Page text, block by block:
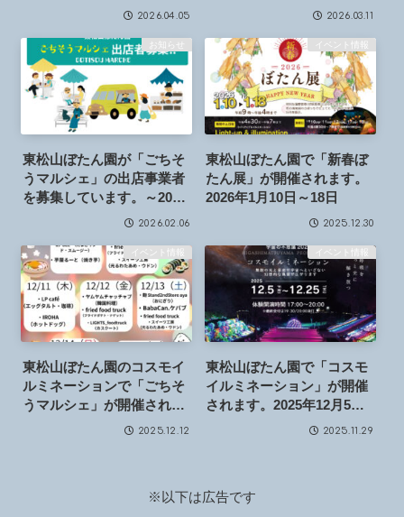
2026.04.05
年3月20日～4月12日、4月
2026.03.11
お知らせ
東松山ぼたん園が「ごちそ
うマルシェ」の出店事業者
を募集しています。～2026
2026.02.06
イベント情報
東松山ぼたん園で「新春ぼ
たん展」が開催されます。
2026年1月10日～18日
2025.12.30
イベント情報
東松山ぼたん園のコスモイ
ルミネーションで「ごちそ
うマルシェ」が開催されて
います。2025年12月9日～
2025.12.12
イベント情報
東松山ぼたん園で「コスモ
イルミネーション」が開催
されます。2025年12月5日
2025.11.29
※以下は広告です